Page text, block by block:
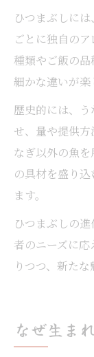
ひつまぶしに
ごとに独自の
種類やご飯の品
細かな違いが楽
歴史的には、
せ、量や提供
なぎ以外の魚
の具材を盛り
ます。
ひつまぶしの
者のニーズに
りつつ、新た
なぜ生ま